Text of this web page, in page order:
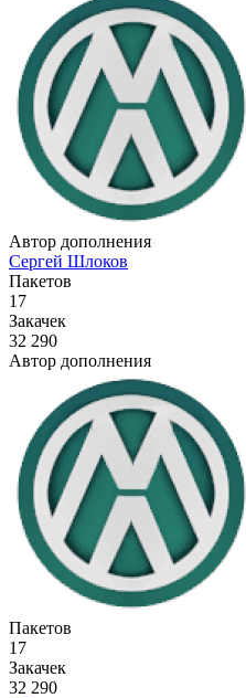
Автор дополнения
Сергей Шлоков
Пакетов
17
Закачек
32 290
Автор дополнения
Пакетов
17
Закачек
32 290